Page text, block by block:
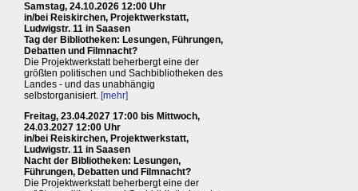
Samstag, 24.10.2026 12:00 Uhr
in/bei Reiskirchen, Projektwerkstatt,
Ludwigstr. 11 in Saasen
Tag der Bibliotheken: Lesungen, Führungen,
Debatten und Filmnacht?
Die Projektwerkstatt beherbergt eine der
größten politischen und Sachbibliotheken des
Landes - und das unabhängig
selbstorganisiert. [mehr]
Freitag, 23.04.2027 17:00 bis Mittwoch,
24.03.2027 12:00 Uhr
in/bei Reiskirchen, Projektwerkstatt,
Ludwigstr. 11 in Saasen
Nacht der Bibliotheken: Lesungen,
Führungen, Debatten und Filmnacht?
Die Projektwerkstatt beherbergt eine der